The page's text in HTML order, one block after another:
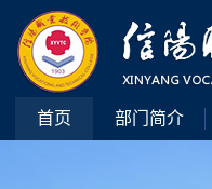
首页 部门简介